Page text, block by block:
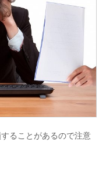
ることがあるので注意